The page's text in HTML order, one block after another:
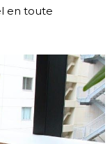
en toute